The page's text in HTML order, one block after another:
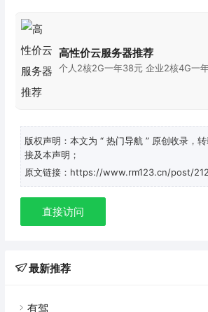
高性价云服务器推荐
个人2核2G一年38元 企业2核4G一
版权声明：本文为 “ 热门导航 ” 原创收录，
接及本声明；
原文链接：https://www.rm123.cn/post/
直接访问
最新推荐
有驾